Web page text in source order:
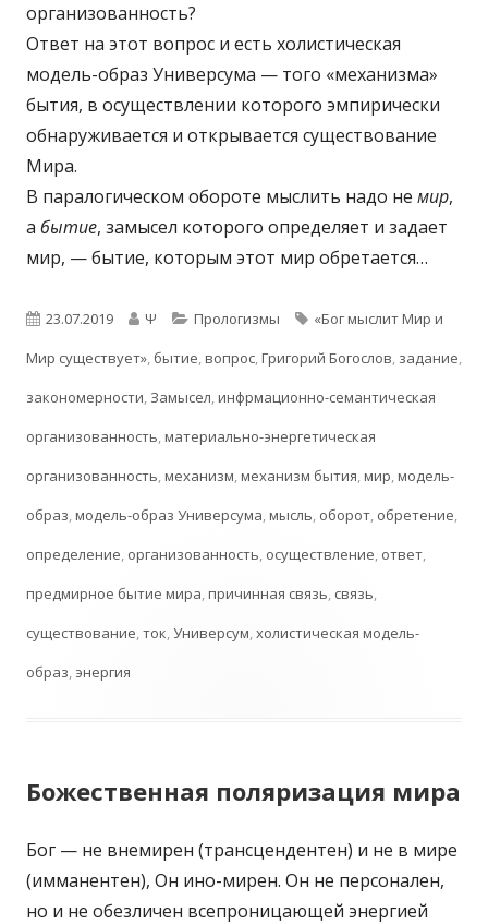
организованность?
Ответ на этот вопрос и есть холистическая
модель-образ Универсума — того «механизма»
бытия, в осуществлении которого эмпирически
обнаруживается и открывается существование
Мира.
В паралогическом обороте мыслить надо не мир,
а бытие, замысел которого определяет и задает
мир, — бытие, которым этот мир обретается…
Опубликовано
23.07.2019 Автор
Ψ Рубрики
Прологизмы Метки
«Бог мыслит Мир и
Мир существует», бытие,вопрос,Григорий Богослов, задание,
закономерности, Замысел,инфрмационно-семантическая
организованность,материально-энергетическая
организованность,механизм,механизм бытия,мир,модель-
образ,модель-образ Универсума,мысль, оборот, обретение,
определение, организованность, осуществление, ответ,
предмирное бытие мира,причинная связь, связь,
существование,ток,Универсум,холистическая модель-
образ, энергия
Божественная поляризация мира
Бог — не внемирен (трансцендентен) и не в мире
(имманентен), Он ино-мирен. Он не персонален,
но и не обезличен всепроницающей энергией